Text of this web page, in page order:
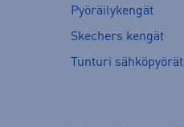
Pyöräilykengät
Skechers kengät
Tunturi sähköpyörät